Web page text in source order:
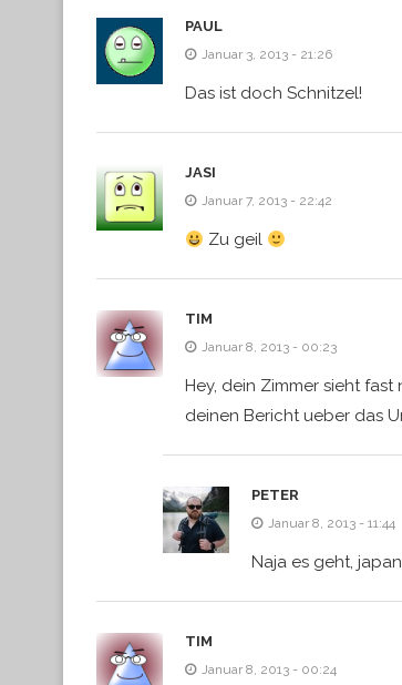
PAUL
Januar 3, 2013 - 21:26
Das ist doch Schnitzel!
JASI
Januar 7, 2013 - 22:42
Zu geil
TIM
Januar 8, 2013 - 00:23
Hey, dein Zimmer sieht
deinen Bericht ueber das
PETER
Januar 8, 2013 - 11:44
Naja es geht,
TIM
Januar 8, 2013 - 00:24